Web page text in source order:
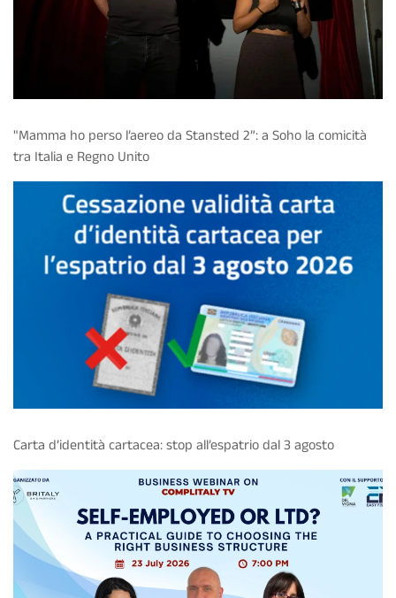
"Mamma ho perso l’aereo da Stansted 2”: a Soho la comicità
tra Italia e Regno Unito
Carta d’identità cartacea: stop all’espatrio dal 3 agosto